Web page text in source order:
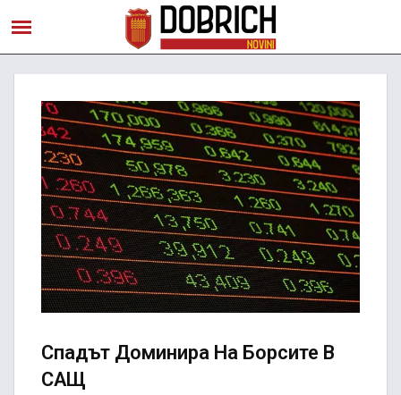
Спадът Доминира На Борсите В
САЩ